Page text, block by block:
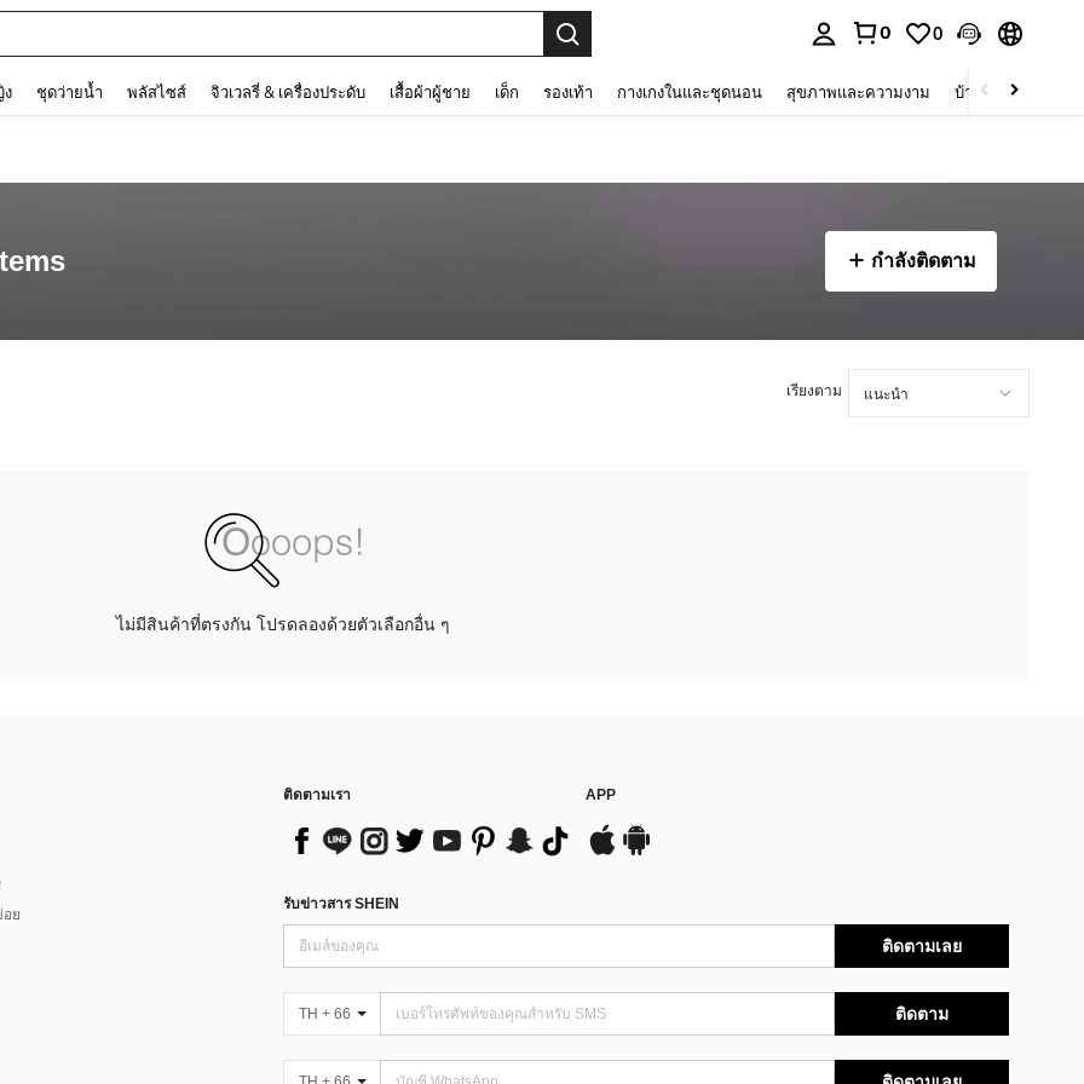
0 0
ชุดว่ายน้ำ พลัสไซส์ จิวเวลรี่ & เครื่องประดับ เสื้อผ้าผู้ชาย เด็ก รองเท้า กางเกงในและชุดนอน สุขภาพและความงาม บ้านและที่อยู่อาศัย
กำลังติดตาม
เรียงตาม
ไม่มีสินค้าที่ตรงกัน โปรดลองด้วยตัวเลือกอื่น ๆ
ย
ติดตามเรา APP
รับข่าวสาร SHEIN
ติดตามเลย
TH + 66 ติดตาม